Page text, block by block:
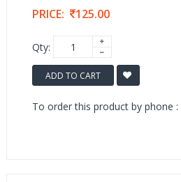
PRICE: 125.00
Qty:
ADD TO CART
To order this product by phone :